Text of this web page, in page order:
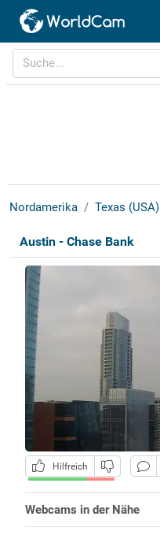
Nordamerika Texas (USA)
Austin - Chase Bank
Hilfreich
Webcams in der Nähe